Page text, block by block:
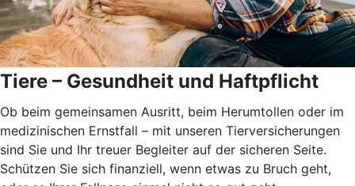
Tiere – Gesundheit und Haftpflicht
Ob beim gemeinsamen Ausritt, beim Herumtollen oder im
medizinischen Ernstfall – mit unseren Tierversicherungen
sind Sie und Ihr treuer Begleiter auf der sicheren Seite.
Schützen Sie sich finanziell, wenn etwas zu Bruch geht,